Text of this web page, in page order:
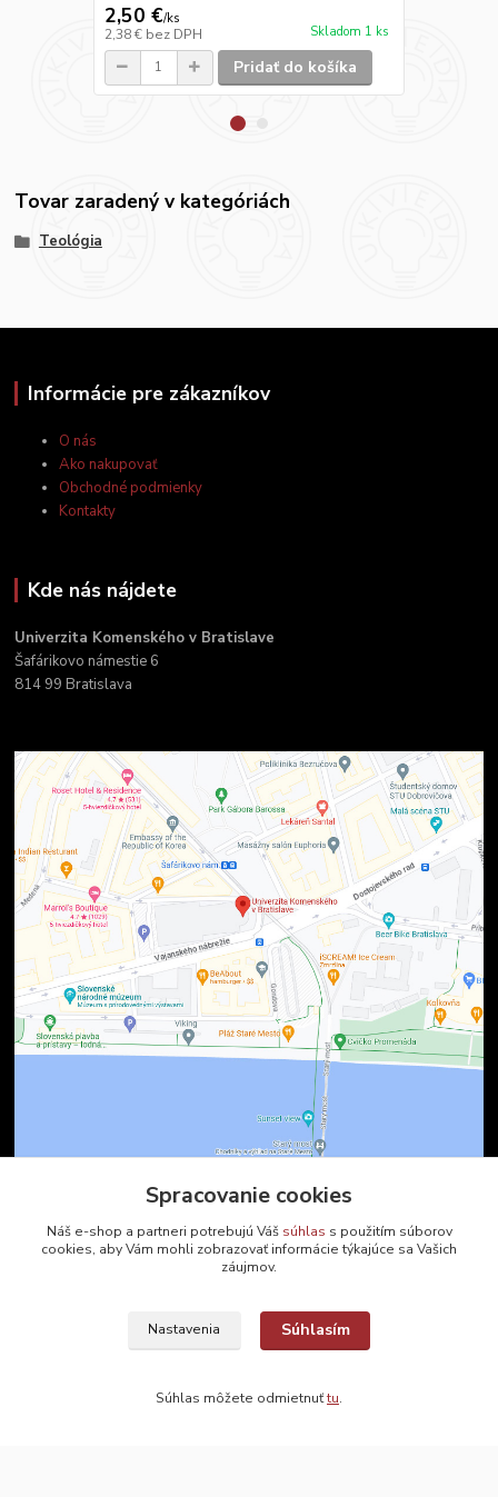
2,50 €/ks
2,38 € bez DPH Skladom 1 ks
Pridať do košíka
Tovar zaradený v kategóriách
Teológia
Informácie pre zákazníkov
O nás
Ako nakupovať
Obchodné podmienky
Kontakty
Kde nás nájdete
Univerzita Komenského v Bratislave
Šafárikovo námestie 6
814 99 Bratislava
Kontakty
Spracovanie cookies
Náš e-shop a partneri potrebujú Váš súhlas s použitím súborov
cookies, aby Vám mohli zobrazovať informácie týkajúce sa Vašich
záujmov.
Nastavenia Súhlasím
Súhlas môžete odmietnuťtu.